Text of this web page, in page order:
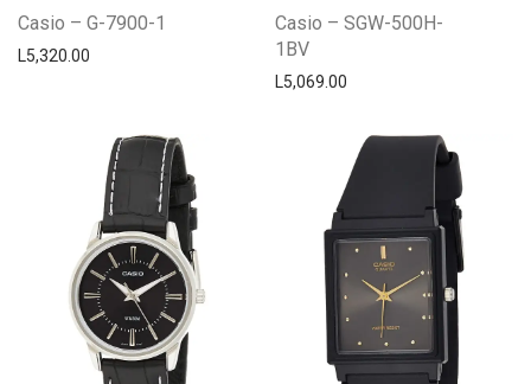
Casio – G-7900-1
L5,320.00
Casio – SGW-500H-
1BV
L5,069.00